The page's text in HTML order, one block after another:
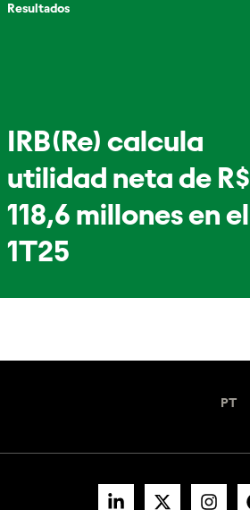
Resultados
IRB(Re) calcula
utilidad neta de R$
118,6 millones en el
1T25
PT